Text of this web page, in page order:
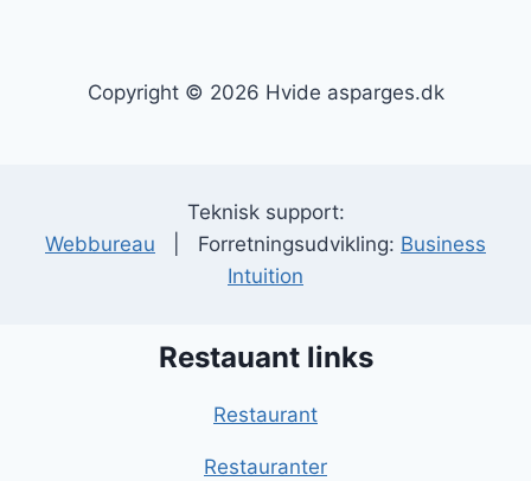
Copyright © 2026 Hvide asparges.dk
Teknisk support:
Webbureau | Forretningsudvikling: Business
Intuition
Restauant links
Restaurant
Restauranter